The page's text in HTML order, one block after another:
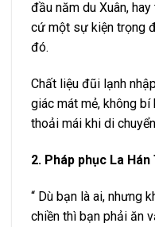
đầu năm du Xuân,
cứ một sự kiện trọng
đó.
Chất liệu đũi lạnh
giác mát mẻ, không
thoải mái khi di
2. Pháp phục La Hán
“ Dù bạn là ai, nhưng
chiền thì bạn phải ăn